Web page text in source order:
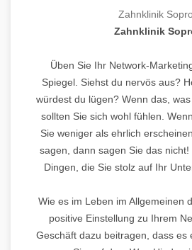
Zahnklinik
Zahnklinik
Üben Sie Ihr Network-
Spiegel. Siehst du nervös aus?
würdest du lügen? Wenn das,
sollten Sie sich wohl fühlen.
Sie weniger als ehrlich
sagen, dann sagen Sie das
Dingen, die Sie stolz auf Ihr
Wie es im Leben im Allgemeinen
positive Einstellung zu Ihrem
Geschäft dazu beitragen, dass es